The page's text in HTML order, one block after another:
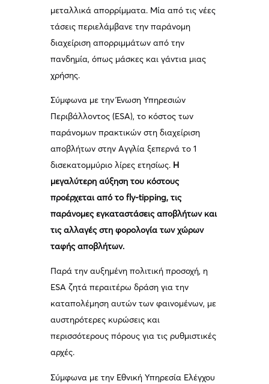
μεταλλικά απορρίμματα. Μία από τις νέες
τάσεις περιελάμβανε την παράνομη
διαχείριση απορριμμάτων από την
πανδημία, όπως μάσκες και γάντια μιας
χρήσης.
Σύμφωνα με την Ένωση Υπηρεσιών
Περιβάλλοντος (ESA), το κόστος των
παράνομων πρακτικών στη διαχείριση
αποβλήτων στην Αγγλία ξεπερνά το 1
δισεκατομμύριο λίρες ετησίως. Η
μεγαλύτερη αύξηση του κόστους
προέρχεται από το fly-tipping, τις
παράνομες εγκαταστάσεις αποβλήτων και
τις αλλαγές στη φορολογία των χώρων
ταφής αποβλήτων.
Παρά την αυξημένη πολιτική προσοχή, η
ESA ζητά περαιτέρω δράση για την
καταπολέμηση αυτών των φαινομένων, με
αυστηρότερες κυρώσεις και
περισσότερους πόρους για τις ρυθμιστικές
αρχές.
Σύμφωνα με την Εθνική Υπηρεσία Ελέγχου